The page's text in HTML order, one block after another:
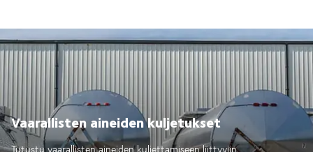
Vaarallisten aineiden kuljetukset
Tutustu vaarallisten aineiden kuljettamiseen liittyviin